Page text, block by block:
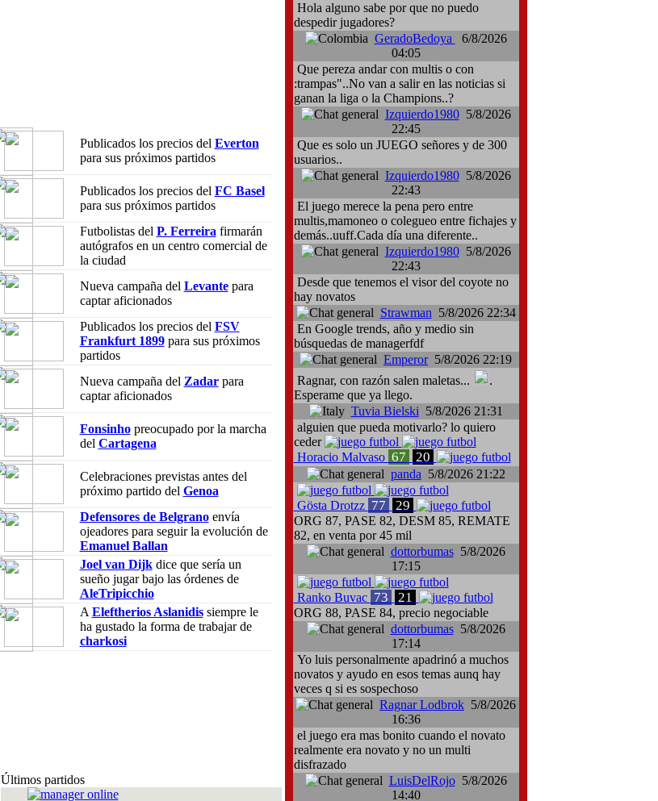
Publicados los precios del Everton
para sus próximos partidos
Publicados los precios del FC Basel
para sus próximos partidos
Futbolistas del P. Ferreira firmarán
autógrafos en un centro comercial de
la ciudad
Nueva campaña del Levantepara
captar aficionados
Publicados los precios del FSV
Frankfurt 1899para sus próximos
partidos
Nueva campaña del Zadarpara
captar aficionados
Fonsinhopreocupado por la marcha
del Cartagena
Celebraciones previstas antes del
próximo partido del Genoa
Defensores de Belgranoenvía
ojeadores para seguir la evolución de
Emanuel Ballan
Joel van Dijkdice que sería un
sueño jugar bajo las órdenes de
AleTripicchio
A Eleftherios Aslanidissiempre le
ha gustado la forma de trabajar de
charkosi
Últimos partidos
Hola alguno sabe por que no puedo
despedir jugadores?
GeradoBedoya
6/8/2026
04:05
Que pereza andar con multis o con
:trampas"..No van a salir en las noticias si
ganan la liga o la Champions..?
Izquierdo19805/8/2026
22:45
Que es solo un JUEGO señores y de 300
usuarios..
Izquierdo19805/8/2026
22:43
El juego merece la pena pero entre
multis,mamoneo o colegueo entre fichajes y
demás..uuff.Cada día una diferente..
Izquierdo19805/8/2026
22:43
Desde que tenemos el visor del coyote no
hay novatos
Strawman 5/8/2026 22:34
En Google trends, año y medio sin
búsquedas de managerfdf
Emperor5/8/2026 22:19
Ragnar, con razón salen maletas...
.
Esperame que ya llego.
Tuvia Bielski 5/8/2026 21:31
alguien que pueda motivarlo? lo quiero
ceder
Horacio Malvaso 67 20
panda 5/8/2026 21:22
Gösta Drotzz 77 29
ORG 87, PASE 82, DESM 85, REMATE
82, en venta por 45 mil
dottorbumas5/8/2026
17:15
Ranko Buvac 73 21
ORG 88, PASE 84, precio negociable
dottorbumas5/8/2026
17:14
Yo luis personalmente apadrinó a muchos
novatos y ayudo en esos temas aunq hay
veces q si es sospechoso
Ragnar Lodbrok 5/8/2026
16:36
el juego era mas bonito cuando el novato
realmente era novato y no un multi
disfrazado
LuisDelRojo5/8/2026
14:40